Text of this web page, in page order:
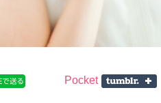
Pocket